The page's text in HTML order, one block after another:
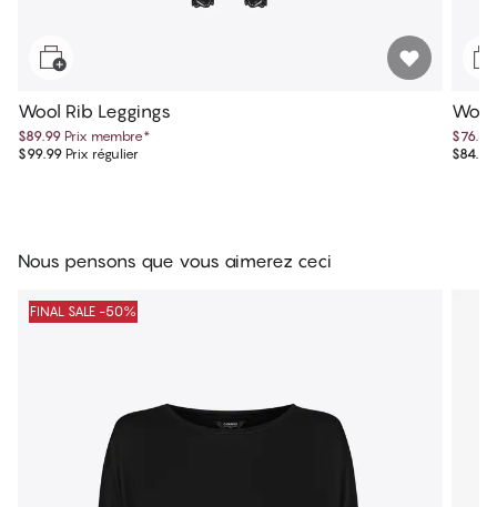
Wool Rib Leggings
$89.99 Prix membre*
$99.99 Prix régulier
$76.49
$84.99
Nous pensons que vous aimerez ceci
FINAL SALE -50%